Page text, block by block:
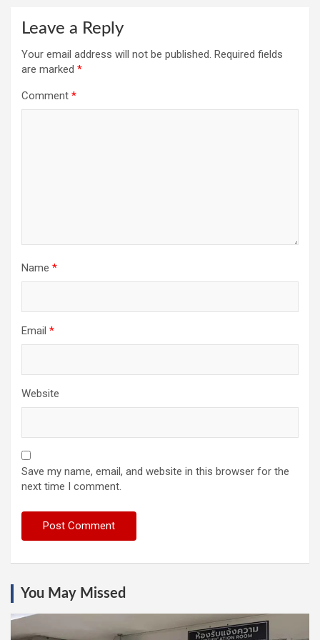
Leave a Reply
Your email address will not be published. Required fields
are marked *
Comment *
Name *
Email *
Website
Save my name, email, and website in this browser for the
next time I comment.
You May Missed